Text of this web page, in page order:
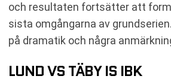
och resultaten fortsätter att
sista omgångarna av
på dramatik och några
LUND VS TÄBY IS IBK